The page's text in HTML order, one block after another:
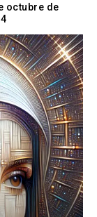
octubre de